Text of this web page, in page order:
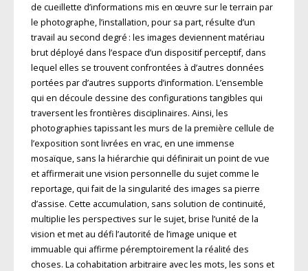
de cueillette d’informations mis en œuvre sur le terrain par
le photographe, l’installation, pour sa part, résulte d’un
travail au second degré : les images deviennent matériau
brut déployé dans l’espace d’un dispositif perceptif, dans
lequel elles se trouvent confrontées à d’autres données
portées par d’autres supports d’information. L’ensemble
qui en découle dessine des configurations tangibles qui
traversent les frontières disciplinaires. Ainsi, les
photographies tapissant les murs de la première cellule de
l’exposition sont livrées en vrac, en une immense
mosaïque, sans la hiérarchie qui définirait un point de vue
et affirmerait une vision personnelle du sujet comme le
reportage, qui fait de la singularité des images sa pierre
d’assise. Cette accumulation, sans solution de continuité,
multiplie les perspectives sur le sujet, brise l’unité de la
vision et met au défi l’autorité de l’image unique et
immuable qui affirme péremptoirement la réalité des
choses. La cohabitation arbitraire avec les mots, les sons et